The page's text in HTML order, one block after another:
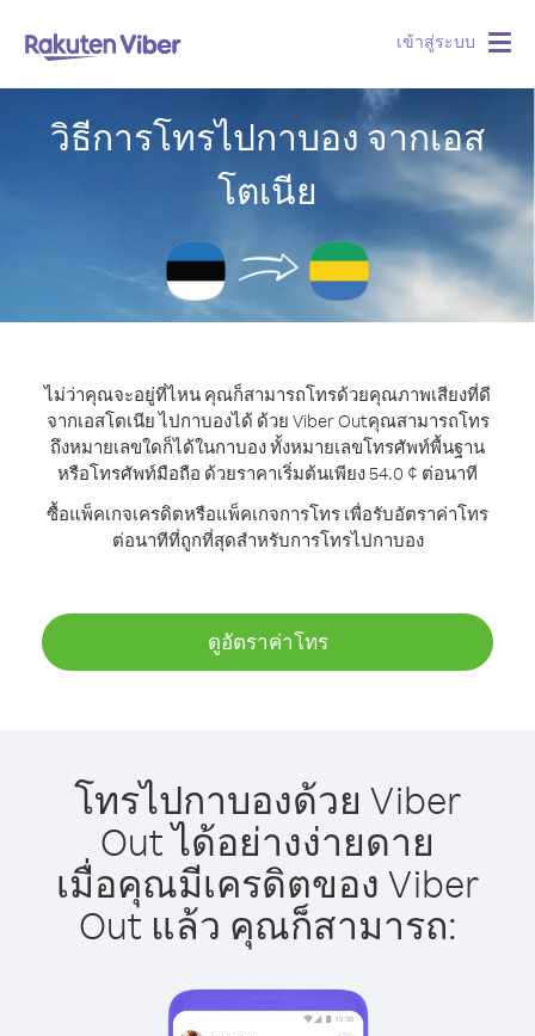
เข้าสู่ระบบ
วิธีการโทรไปกาบอง จากเอส
โตเนีย
ไม่ว่าคุณจะอยู่ที่ไหน คุณก็สามารถโทรด้วยคุณภาพเสียงที่ดี
จากเอสโตเนีย ไปกาบองได้ ด้วย Viber Outคุณสามารถโทร
ถึงหมายเลขใดก็ได้ในกาบอง ทั้งหมายเลขโทรศัพท์พื้นฐาน
หรือโทรศัพท์มือถือ ด้วยราคาเริ่มต้นเพียง 54.0 ¢ ต่อนาที
ซื้อแพ็คเกจเครดิตหรือแพ็คเกจการโทร เพื่อรับอัตราค่าโทร
ต่อนาทีที่ถูกที่สุดสำหรับการโทรไปกาบอง
ดูอัตราค่าโทร
โทรไปกาบองด้วย Viber
Out ได้อย่างง่ายดาย
เมื่อคุณมีเครดิตของ Viber
Out แล้ว คุณก็สามารถ: